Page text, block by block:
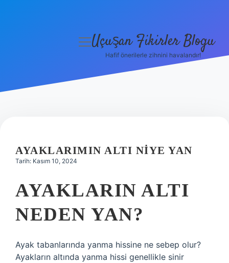
Hakkımızda
menüyü
Uçuşan Fikirler Blogu
Hafif önerilerle zihnini havalandır!
AYAKLARIMIN ALTI NIYE YAN
Tarih: Kasım 10, 2024
AYAKLARIN ALTI
NEDEN YAN?
Ayak tabanlarında yanma hissine ne sebep olur?
Ayakların altında yanma hissi genellikle sinir